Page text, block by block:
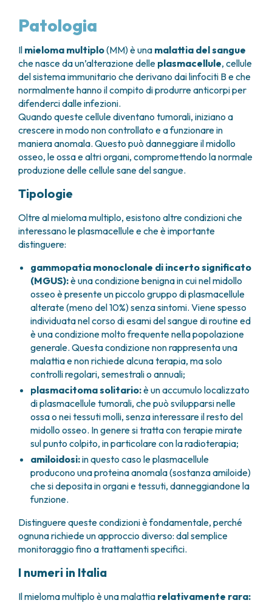
TUMORI TIROIDE E GHIANDOLE ENDOCRINE
APPARATO GENITALE-RIPRODUTTIVO
ENDOMETRIOSI
FIBROMI UTERINI
TUMORE CERVICE UTERINA
TUMORI ENDOMETRIO
TUMORI MAMMELLA
TUMORI OVAIO
TUMORI PROSTATA
TUMORI TESTICOLO
TUMORI VULVA
TUMORI DI PELLE, SANGUE E TESSUTI
LEUCEMIE ACUTE
LINFOMI
MESOTELIOMI
METASTASI DEL SISTEMA NERVOSO CENTRALE
MIELOMI
NEOPLASIE MIELODISPLASTICHE
NEOPLASIE MIELOPROLIFERATIVE CRONICHE
SARCOMI E TUMORI RARI
TUMORI OSSEI
ANESTESIA E RIANIMAZIONE
BREAST UNIT
CENTRO PER I TUMORI DELL’OVAIO
CHIRURGIA ONCOLOGICA
CHIRURGIA PLASTICA RICOSTRUTTIVA
CHIRURGIA TORACICA ONCOLOGICA
CHIRURGIA DEI TUMORI DELLA PELLE
CHIRURGIA UROLOGICA
CHIRURGIA SENOLOGICA
GASTROENTEROLOGIA ED ENDOSCOPIA
DIGESTIVA
GINECOLOGIA ONCOLOGICA E TUMORI
OTORINOLARINGOIATRIA
DIAGNOSTICA E SERVIZI
DIREZIONE ASSISTENZIALE E TECNICA
ANATOMIA PATOLOGICA
FARMACIA
FISICA SANITARIA
LABORATORIO ANALISI
MEDICINA NUCLEARE
RADIODIAGNOSTICA
RADIOTERAPIA
CONSULENZE
CARDIOLOGIA
DIETETICA E NUTRIZIONE CLINICA
GENETICA MEDICA
PNEUMOLOGIA
PSICOLOGIA
TERAPIA DEL DOLORE E CURE PALLIATIVE
ALTRE CONSULENZE
RICERCA CLINICA
UNITÀ CLINICA DI FASE I
CLINICAL RESEARCH UNIT (CRU)
OSPITALITÀ SOLIDALE
ASSISTENTE SOCIALE
CANDIOLO CARES
I VOLONTARI
DOCUMENTI UTILI
LISTE D’ATTESA
LABORATORI
GENOMICS CENTRE
PROGETTI INTERNAZIONALI
PROGETTI NAZIONALI
RICERCA ONCOLOGICA
SOSTIENI LA RICERCA
SOSTIENI LA RICERCA PRENOTA
Patologia
Il mieloma multiplo(MM) è una malattia del sangue
che nasce da un’alterazione delle plasmacellule, cellule
del sistema immunitario che derivano dai linfociti B e che
normalmente hanno il compito di produrre anticorpi per
difenderci dalle infezioni.
Quando queste cellule diventano tumorali, iniziano a
crescere in modo non controllato e a funzionare in
maniera anomala. Questo può danneggiare il midollo
osseo, le ossa e altri organi, compromettendo la normale
produzione delle cellule sane del sangue.
Tipologie
Oltre al mieloma multiplo, esistono altre condizioni che
interessano le plasmacellule e che è importante
distinguere:
gammopatia monoclonale di incerto significato
(MGUS):è una condizione benigna in cui nel midollo
osseo è presente un piccolo gruppo di plasmacellule
alterate (meno del 10%) senza sintomi. Viene spesso
individuata nel corso di esami del sangue di routine ed
è una condizione molto frequente nella popolazione
generale. Questa condizione non rappresenta una
malattia e non richiede alcuna terapia, ma solo
controlli regolari, semestrali o annuali;
plasmacitoma solitario:è un accumulo localizzato
di plasmacellule tumorali, che può svilupparsi nelle
ossa o nei tessuti molli, senza interessare il resto del
midollo osseo. In genere si tratta con terapie mirate
sul punto colpito, in particolare con la radioterapia;
amiloidosi:in questo caso le plasmacellule
producono una proteina anomala (sostanza amiloide)
che si deposita in organi e tessuti, danneggiandone la
funzione.
Distinguere queste condizioni è fondamentale, perché
ognuna richiede un approccio diverso: dal semplice
monitoraggio fino a trattamenti specifici.
I numeri in Italia
Il mieloma multiplo è una malattia relativamente rara: